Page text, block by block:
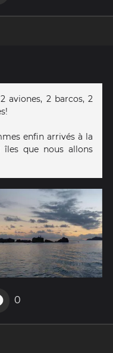
aviones, 2 barcos, 2
enfin arrivés à la
que nous allons
0